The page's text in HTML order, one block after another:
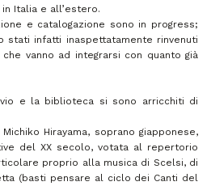
Italia e all’estero.
e catalogazione sono in progress;
stati infatti inaspettatamente rinvenuti
vanno ad integrarsi con quanto già
e la biblioteca si sono arricchiti di
Hirayama, soprano giapponese,
del XX secolo, votata al repertorio
proprio alla musica di Scelsi, di
(basti pensare al ciclo dei Canti del